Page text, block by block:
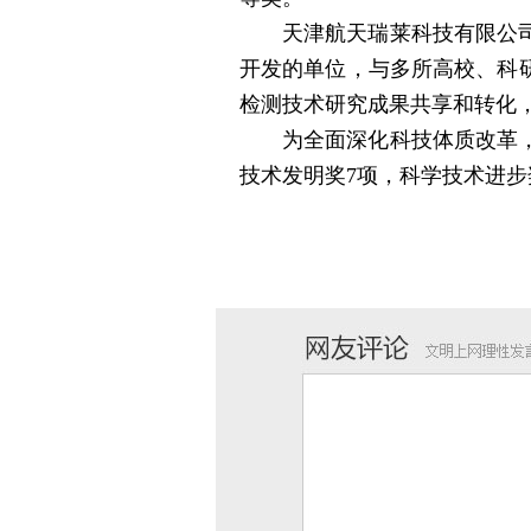
天津航天瑞莱科技有限公司
开发的单位，与多所高校、科
检测技术研究成果共享和转化
为全面深化科技体质改革，
技术发明奖7项，科学技术进